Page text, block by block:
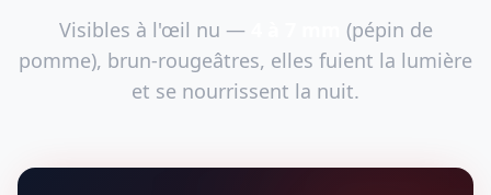
Visibles à l'œil nu —
(pépin de
pomme), brun-rougeâtres, elles fuient la lumière
et se nourrissent la nuit.